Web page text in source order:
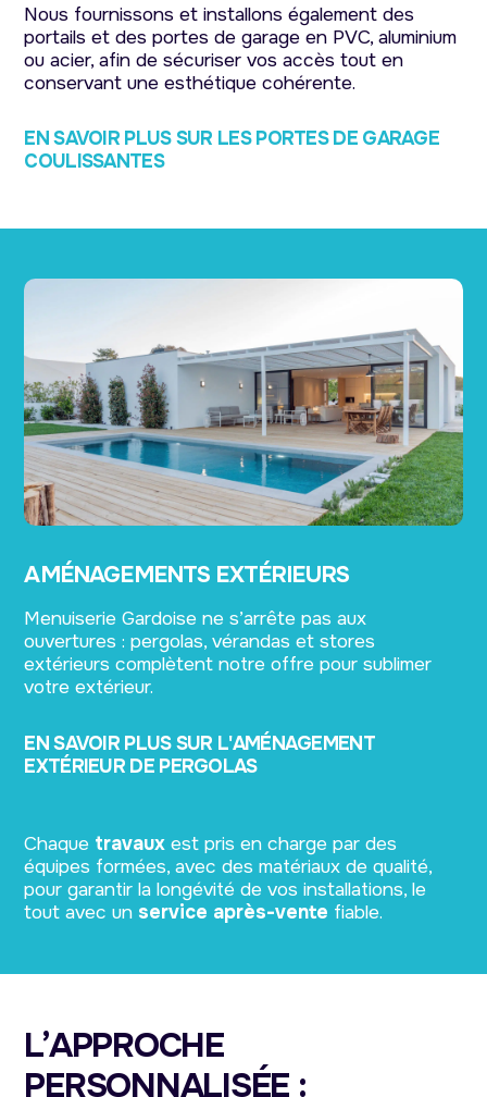
Nous fournissons et installons également des
portails et des portes de garage en PVC, aluminium
ou acier, afin de sécuriser vos accès tout en
conservant une esthétique cohérente.
EN SAVOIR PLUS SUR LES PORTES DE GARAGE
COULISSANTES
AMÉNAGEMENTS EXTÉRIEURS
Menuiserie Gardoise ne s’arrête pas aux
ouvertures : pergolas, vérandas et stores
extérieurs complètent notre offre pour sublimer
votre extérieur.
EN SAVOIR PLUS SUR L'AMÉNAGEMENT
EXTÉRIEUR DE PERGOLAS
Chaque travaux est pris en charge par des
équipes formées, avec des matériaux de qualité,
pour garantir la longévité de vos installations, le
tout avec un service après-vente fiable.
L’APPROCHE
PERSONNALISÉE :